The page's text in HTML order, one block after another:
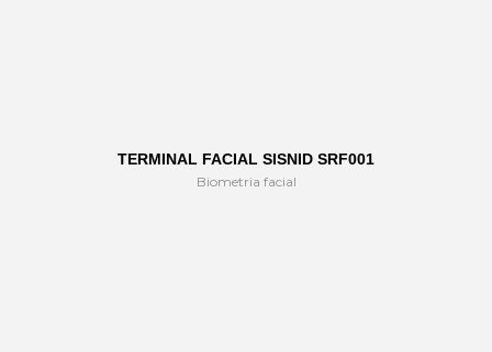
TERMINAL FACIAL SISNID SRF001
Biometria facial